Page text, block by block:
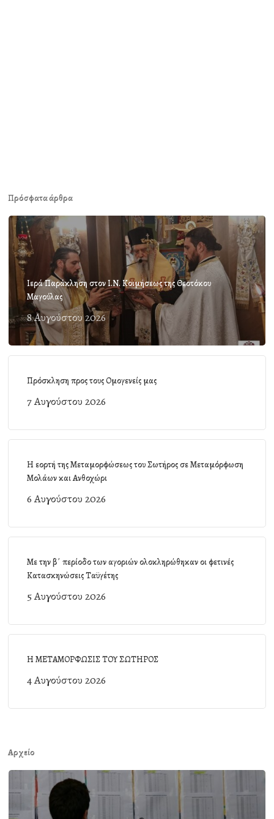
Πρόσφατα άρθρα
Ιερά Παράκληση στον Ι.Ν. Κοιμήσεως της Θεοτόκου
Μαγούλας
8 Αυγούστου 2026
Πρόσκληση προς τους Ομογενείς μας
7 Αυγούστου 2026
Η εορτή της Μεταμορφώσεως του Σωτήρος σε Μεταμόρφωση
Μολάων και Ανθοχώρι
6 Αυγούστου 2026
Με την β΄ περίοδο των αγοριών ολοκληρώθηκαν οι φετινές
Κατασκηνώσεις Ταϋγέτης
5 Αυγούστου 2026
Η ΜΕΤΑΜΟΡΦΩΣΙΣ ΤΟΥ ΣΩΤΗΡΟΣ
4 Αυγούστου 2026
Αρχείο